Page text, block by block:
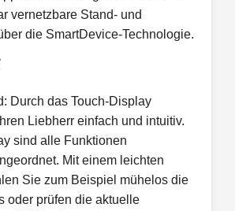
vernetzbare Stand- und
die SmartDevice-Technologie.
Durch das Touch-Display
Liebherr einfach und intuitiv.
sind alle Funktionen
Mit einem leichten
Sie zum Beispiel mühelos die
oder prüfen die aktuelle